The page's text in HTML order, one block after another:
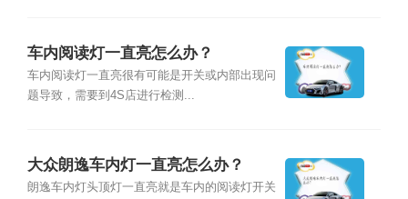
车内阅读灯一直亮怎么办？
车内阅读灯一直亮很有可能是开关或内部出现问
题导致，需要到4S店进行检测...
大众朗逸车内灯一直亮怎么办？
朗逸车内灯头顶灯一直亮就是车内的阅读灯开关